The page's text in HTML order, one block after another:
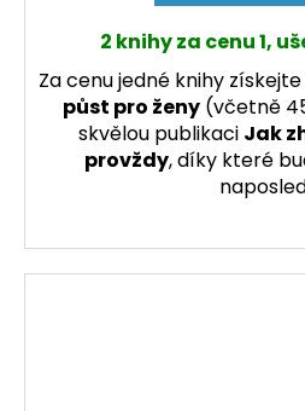
2 knihy za cenu 1,
Za cenu jedné knihy
půst pro ženy(včetně
skvělou publikaci Jak
provždy, díky které